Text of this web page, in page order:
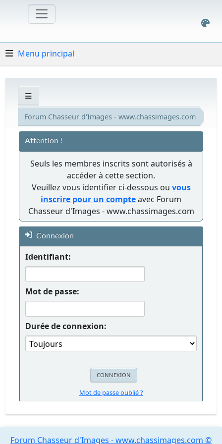
Menu principal
Forum Chasseur d'Images - www.chassimages.com
Attention !
Seuls les membres inscrits sont autorisés à
accéder à cette section.
Veuillez vous identifier ci-dessous ou vous
inscrire pour un compteavec Forum
Chasseur d'Images - www.chassimages.com
Connexion
Identifiant:
Mot de passe:
Durée de connexion:
Mot de passe oublié ?
Forum Chasseur d'Images - www.chassimages.com ©